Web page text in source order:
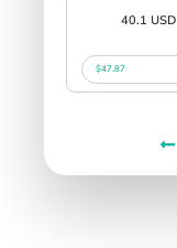
40.1 USD
$47.87